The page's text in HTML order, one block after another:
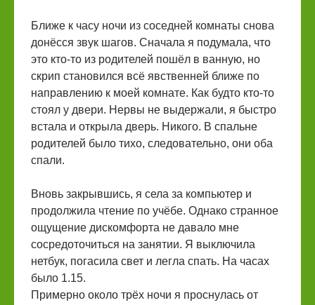
Ближе к часу ночи из соседней комнаты снова
донёсся звук шагов. Сначала я подумала, что
это кто-то из родителей пошёл в ванную, но
скрип становился всё явственней ближе по
направлению к моей комнате. Как будто кто-то
стоял у двери. Нервы не выдержали, я быстро
встала и открыла дверь. Никого. В спальне
родителей было тихо, следовательно, они оба
спали.
Вновь закрывшись, я села за компьютер и
продолжила чтение по учёбе. Однако странное
ощущение дискомфорта не давало мне
сосредоточиться на занятии. Я выключила
нетбук, погасила свет и легла спать. На часах
было 1.15.
Примерно около трёх ночи я проснулась от